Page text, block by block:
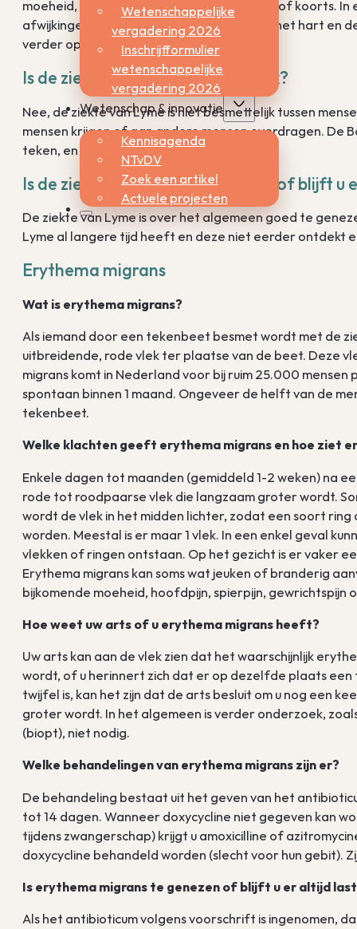
Wetenschappelijke
vergadering 2026
Inschrijfformulier
wetenschappelijke
vergadering 2026
Wetenschap & innovatie
Kennisagenda
NTvDV
Zoek een artikel
Actuele projecten
moeheid, hoofdpijn, spierpijn, gewrichtspijn of koorts.
afwijkingen aan de hersenen, de zenuwen, het hart
verder op ingegaan.
Is de ziekte van Lyme besmettelijk?
Nee, de ziekte van Lyme is niet besmettelijk tussen
mensen krijgen of aan andere mensen overdragen. De
teken, en tussen teken en mensen.
Is de ziekte van Lyme te genezen of blijft u
De ziekte van Lyme is over het algemeen goed te
Lyme al langere tijd heeft en deze niet eerder ontdekt
Erythema migrans
Wat is erythema migrans?
Als iemand door een tekenbeet besmet wordt met de
uitbreidende, rode vlek ter plaatse van de beet. Deze
migrans komt in Nederland voor bij ruim 25.000
spontaan binnen 1 maand. Ongeveer de helft van de
tekenbeet.
Welke klachten geeft erythema migrans en hoe ziet
Enkele dagen tot maanden (gemiddeld 1-2 weken) na
rode tot roodpaarse vlek die langzaam groter wordt.
wordt de vlek in het midden lichter, zodat een soort
worden. Meestal is er maar 1 vlek. In een enkel geval
vlekken of ringen ontstaan. Op het gezicht is er vaker
Erythema migrans kan soms wat jeuken of branderig
bijkomende moeheid, hoofdpijn, spierpijn, gewrichtspijn
Hoe weet uw arts of u erythema migrans heeft?
Uw arts kan aan de vlek zien dat het waarschijnlijk
wordt, of u herinnert zich dat er op dezelfde plaats
twijfel is, kan het zijn dat de arts besluit om u nog een
groter wordt. In het algemeen is verder onderzoek,
(biopt), niet nodig.
Welke behandelingen van erythema migrans zijn er?
De behandeling bestaat uit het geven van het
tot 14 dagen. Wanneer doxycycline niet gegeven kan
tijdens zwangerschap) krijgt u amoxicilline of
doxycycline behandeld worden (slecht voor hun gebit).
Is erythema migrans te genezen of blijft u er altijd
Als het antibioticum volgens voorschrift is ingenomen,